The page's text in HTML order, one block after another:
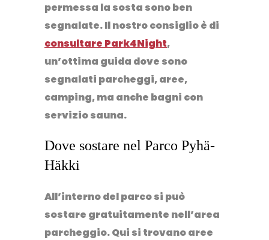
permessa la sosta sono ben
segnalate. Il nostro consiglio è di
consultare Park4Night,
un’ottima guida dove sono
segnalati parcheggi, aree,
camping, ma anche bagni con
servizio sauna.
Dove sostare nel Parco Pyhä-
Häkki
All’interno del parco si può
sostare gratuitamente nell’area
parcheggio. Qui si trovano aree